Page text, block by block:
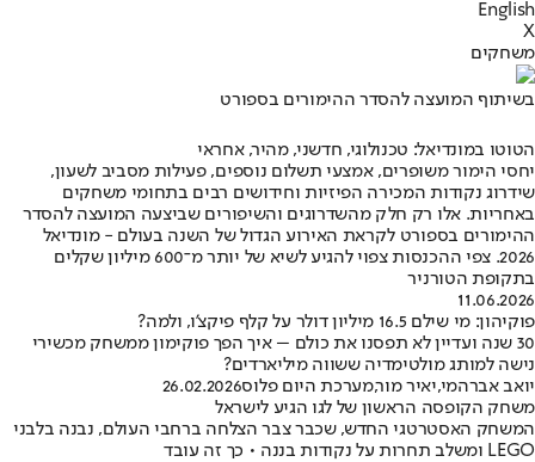
English
X
משחקים
בשיתוף המועצה להסדר ההימורים בספורט
הטוטו במונדיאל: טכנולוגי, חדשני, מהיר, אחראי
יחסי הימור משופרים, אמצעי תשלום נוספים, פעילות מסביב לשעון,
שידרוג נקודות המכירה הפיזיות וחידושים רבים בתחומי משחקים
באחריות. אלו רק חלק מהשדרוגים והשיפורים שביצעה המועצה להסדר
ההימורים בספורט לקראת האירוע הגדול של השנה בעולם - מונדיאל
2026. צפי ההכנסות צפוי להגיע לשיא של יותר מ־600 מיליון שקלים
בתקופת הטורניר
11.06.2026
פוקיהון: מי שילם 16.5 מיליון דולר על קלף פיקצ’ו, ולמה?
30 שנה ועדיין לא תפסנו את כולם – איך הפך פוקימון ממשחק מכשירי
נישה למותג מולטימדיה ששווה מיליארדים?
יואב אברהמי,יאיר מור,מערכת היום פלוס26.02.2026
משחק הקופסה הראשון של לגו הגיע לישראל
המשחק האסטרטגי החדש, שכבר צבר הצלחה ברחבי העולם, נבנה בלבני
LEGO ומשלב תחרות על נקודות בננה • כך זה עובד